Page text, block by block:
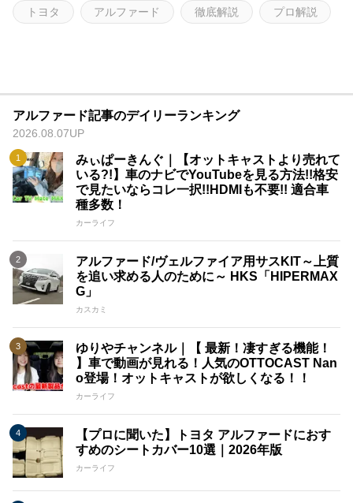
トヨタ アルファード 徹底解説 プロ解説
アルファード記事のデイリーランキング
2026.08.07UP
みぃぱーきんぐ｜【オットキャストより売れて
いる?!】車のナビでYouTubeを見る方法!!格安
で見たいならコレ一択!!HDMIも不要!! 適合車
種多数！
カーライフ
アルファード/ヴェルファイア用サスKIT～上質
を追い求める人のために～ HKS「HIPERMAX
G」
カスカミ
ゆりやチャンネル｜【 最新！凄すぎる機能！
】車で動画が見れる！人気のOTTOCAST Nan
o登場！オットキャストが欲しくなる！！
カーライフ
【プロに聞いた】トヨタ アルファードにおす
すめのシートカバー10選｜2026年版
カーライフ